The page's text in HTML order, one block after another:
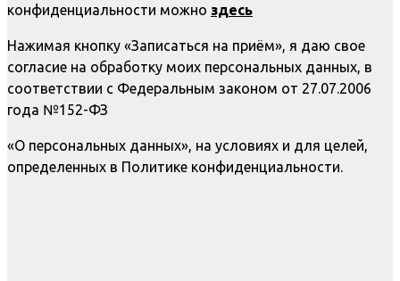
конфиденциальности можно здесь
Нажимая кнопку «Записаться на приём», я даю свое
согласие на обработку моих персональных данных, в
соответствии с Федеральным законом от 27.07.2006
года №152-ФЗ
«О персональных данных», на условиях и для целей,
определенных в Политике конфиденциальности.